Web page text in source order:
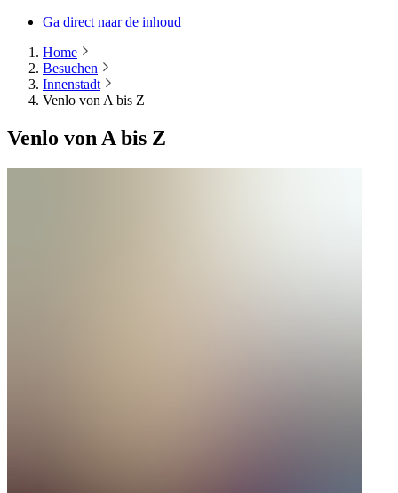
Ga direct naar de inhoud
Home
Besuchen
Innenstadt
Venlo von A bis Z
Venlo von A bis Z